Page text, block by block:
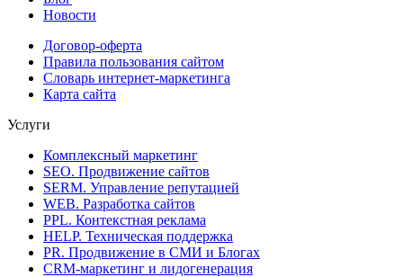
Новости
Договор-оферта
Правила пользования сайтом
Словарь интернет-маркетинга
Карта сайта
Услуги
Комплексный маркетинг
SEO. Продвижение сайтов
SERM. Управление репутацией
WEB. Разработка сайтов
PPL. Контекстная реклама
HELP. Техническая поддержка
PR. Продвижение в СМИ и Блогах
CRM-маркетинг и лидогенерация